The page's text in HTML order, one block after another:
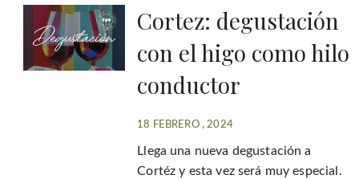
Cortez: degustación
con el higo como hilo
conductor
18 FEBRERO , 2024
Llega una nueva degustación a
Cortéz y esta vez será muy especial.